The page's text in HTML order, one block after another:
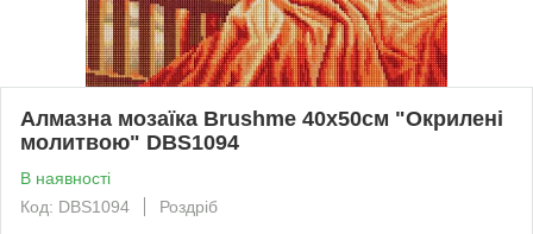
Алмазна мозаїка Brushme 40x50см "Окрилені
молитвою" DBS1094
В наявності
Код: DBS1094
Роздріб